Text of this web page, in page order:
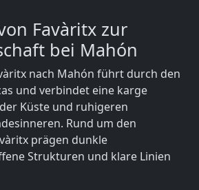
Favàritx zur
bei Mahón
nach Mahón führt durch den
und verbindet eine karge
Küste und ruhigeren
Rund um den
prägen dunkle
Strukturen und klare Linien